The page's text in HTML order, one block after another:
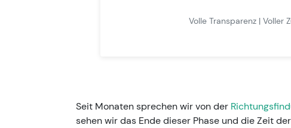
Volle Transparenz | Voller
Seit Monaten sprechen wir von der
sehen wir das Ende dieser Phase und die Zeit